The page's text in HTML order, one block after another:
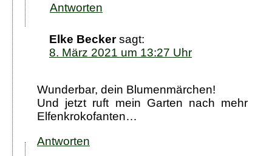
Antworten
Elke Becker sagt:
8. März 2021 um 13:27 Uhr
Wunderbar, dein Blumenmärchen!
Und jetzt ruft mein Garten nach mehr
Elfenkrokofanten…
Antworten